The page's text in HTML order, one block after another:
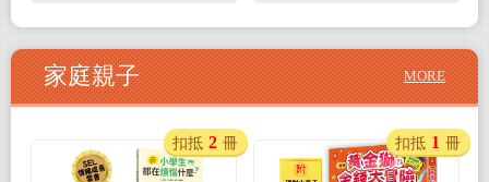
家庭親子 MORE
扣抵 2 冊 扣抵 1 冊